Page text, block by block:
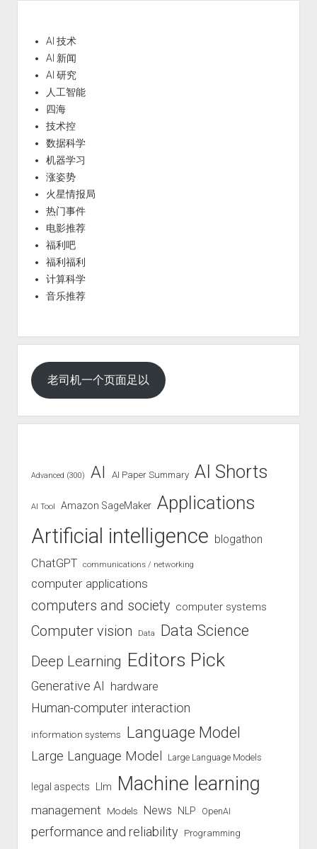
AI 技术
AI 新闻
AI 研究
人工智能
四海
技术控
数据科学
机器学习
涨姿势
火星情报局
热门事件
电影推荐
福利吧
福利福利
计算科学
音乐推荐
老司机一个页面足以
Advanced (300) AI AI Paper Summary AI Shorts
AI Tool Amazon SageMaker Applications
Artificial intelligence blogathon
ChatGPT communications / networking
computer applications
computers and society computer systems
Computer vision Data Data Science
Deep Learning Editors Pick
Generative AI hardware
Human-computer interaction
information systems Language Model
Large Language Model Large Language Models
legal aspects Llm Machine learning
management Models News NLP OpenAI
performance and reliability Programming